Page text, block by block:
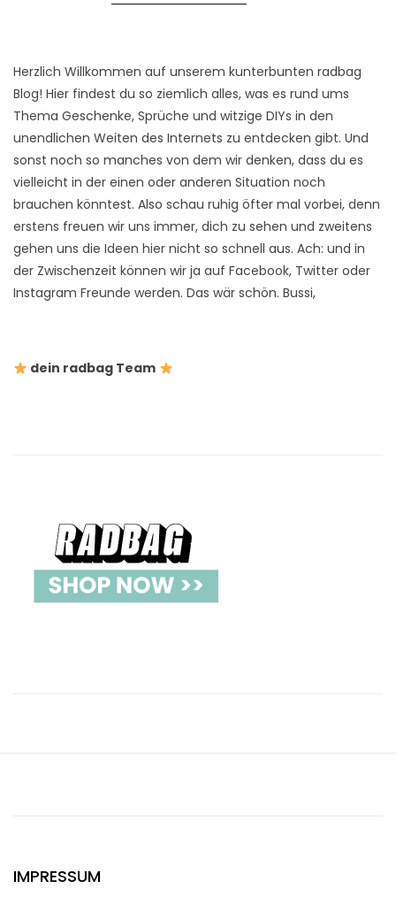
Herzlich Willkommen auf unserem kunterbunten radbag
Blog! Hier findest du so ziemlich alles, was es rund ums
Thema Geschenke, Sprüche und witzige DIYs in den
unendlichen Weiten des Internets zu entdecken gibt. Und
sonst noch so manches von dem wir denken, dass du es
vielleicht in der einen oder anderen Situation noch
brauchen könntest. Also schau ruhig öfter mal vorbei, denn
erstens freuen wir uns immer, dich zu sehen und zweitens
gehen uns die Ideen hier nicht so schnell aus. Ach: und in
der Zwischenzeit können wir ja auf Facebook, Twitter oder
Instagram Freunde werden. Das wär schön. Bussi,
dein radbag Team
IMPRESSUM